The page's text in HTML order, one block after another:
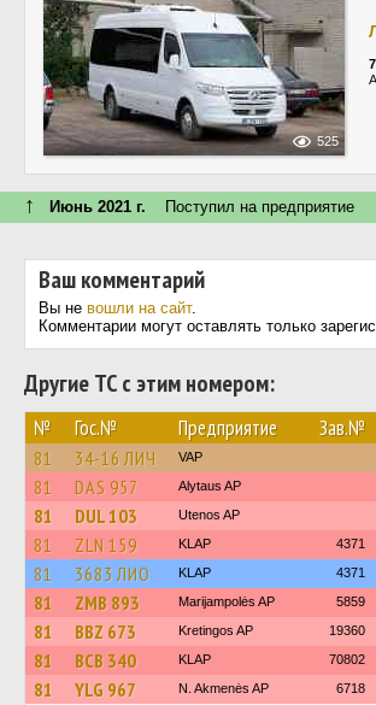
525
↑ Июнь 2021 г. Поступил на предприятие
Ваш комментарий
Вы не вошли на сайт.
Комментарии могут оставлять только
Другие ТС с этим номером:
№ Гос.№ Предприятие Зав.№
81 34-16 ЛИЧ VAP
81 DAS 957 Alytaus AP
81 DUL 103 Utenos AP
81 ZLN 159 KLAP 4371
81 3683 ЛИО KLAP 4371
81 ZMB 893 Marijampolės AP 5859
81 BBZ 673 Kretingos AP 19360
81 BCB 340 KLAP 70802
81 YLG 967 N. Akmenės AP 6718